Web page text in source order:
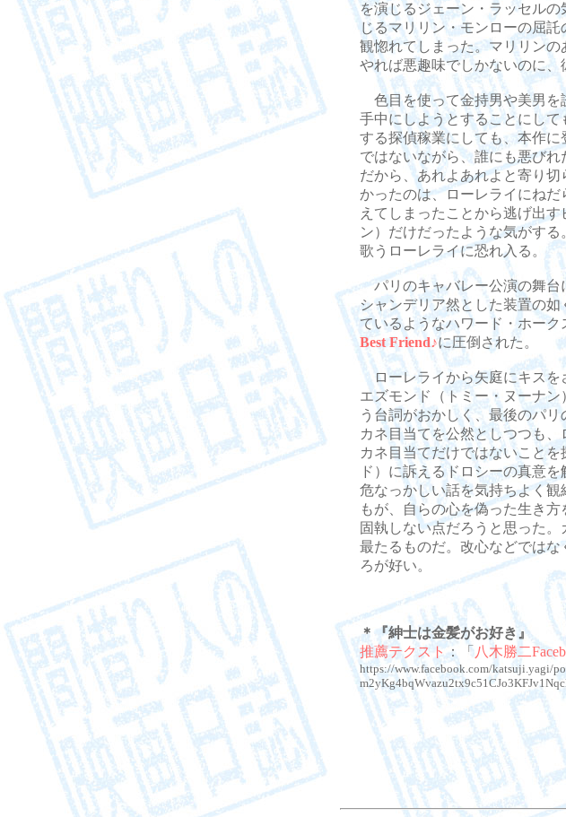
を演じるジェーン・ラッセル
じるマリリン・モンローの屈
観惚れてしまった。マリリン
やれば悪趣味でしかないのに、
色目を使って金持男や美男を
手中にしようとすることにし
する探偵稼業にしても、本作
ではないながら、誰にも悪び
だから、あれよあれよと寄り
かったのは、ローレライにね
えてしまったことから逃げ出
ン）だけだったような気がする
歌うローレライに恐れ入る。
パリのキャバレー公演の舞台
シャンデリア然とした装置の
ているようなハワード・ホーク
Best Friend♪に圧倒された。
ローレライから矢庭にキスを
エズモンド（トミー・ヌーナン
う台詞がおかしく、最後のパ
カネ目当てを公然としつつも、
カネ目当てだけではないこと
ド）に訴えるドロシーの真意
危なっかしい話を気持ちよく
もが、自らの心を偽った生き
固執しない点だろうと思った
最たるものだ。改心などでは
ろが好い。
＊『紳士は金髪がお好き』
推薦テクスト：「八木勝二
https://www.facebook.com/katsuji.yagi/